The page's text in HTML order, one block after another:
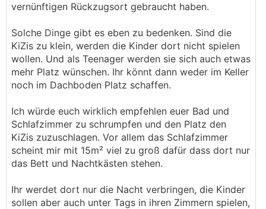
vernünftigen Rückzugsort gebraucht haben.
Solche Dinge gibt es eben zu bedenken. Sind die
KiZis zu klein, werden die Kinder dort nicht spielen
wollen. Und als Teenager werden sie sich auch etwas
mehr Platz wünschen. Ihr könnt dann weder im Keller
noch im Dachboden Platz schaffen.
Ich würde euch wirklich empfehlen euer Bad und
Schlafzimmer zu schrumpfen und den Platz den
KiZis zuzuschlagen. Vor allem das Schlafzimmer
scheint mir mit 15m² viel zu groß dafür dass dort nur
das Bett und Nachtkästen stehen.
Ihr werdet dort nur die Nacht verbringen, die Kinder
sollen aber auch unter Tags in ihren Zimmern spielen,